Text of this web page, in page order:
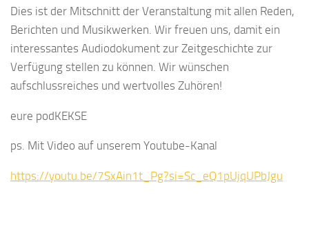
Dies ist der Mitschnitt der Veranstaltung mit allen Reden,
Berichten und Musikwerken. Wir freuen uns, damit ein
interessantes Audiodokument zur Zeitgeschichte zur
Verfügung stellen zu können. Wir wünschen
aufschlussreiches und wertvolles Zuhören!
eure podKEKSE
ps. Mit Video auf unserem Youtube-Kanal
https://youtu.be/7SxAin1t_Pg?si=Sc_eQ1pUjqUPbJgu